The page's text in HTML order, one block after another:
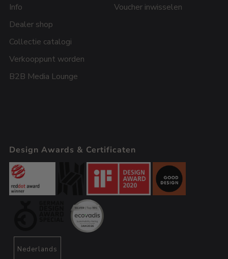
Info
Dealer shop
Collectie catalogi
Verkooppunt worden
B2B Media Lounge
Voucher inwisselen
Design Awards & Certificaten
Nederlands